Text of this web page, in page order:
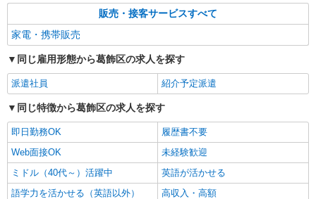
キープ 詳細を見る
販売・接客サービスすべて
家電・携帯販売
同じ雇用形態から葛飾区の求人を探す
派遣社員 紹介予定派遣
同じ特徴から葛飾区の求人を探す
即日勤務OK
履歴書不要
Web面接OK
未経験歓迎
ミドル（40代～）活躍中
英語が活かせる
語学力を活かせる（英語以外）
高収入・高額